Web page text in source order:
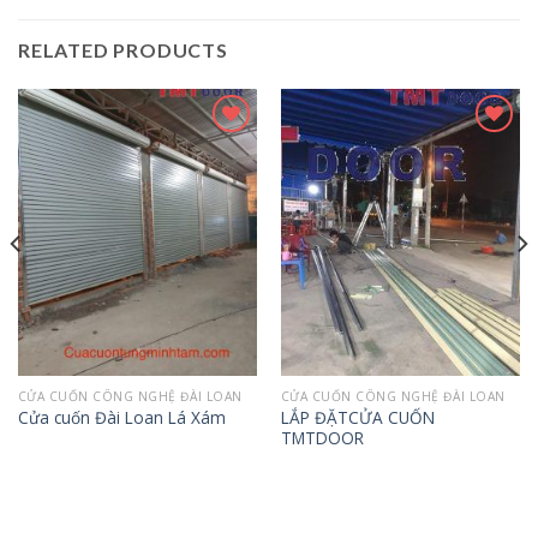
RELATED PRODUCTS
Add to
wishlist
CỬA CUỐN CÔNG NGHỆ ĐÀI LOAN
Cửa cuốn Đài Loan Lá Xám
Add to
wishlist
CỬA CUỐN CÔNG NGHỆ ĐÀI LOAN
LẮP ĐẶTCỬA CUỐN
TMTDOOR